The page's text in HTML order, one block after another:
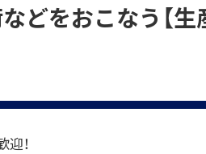
どをおこなう【
！